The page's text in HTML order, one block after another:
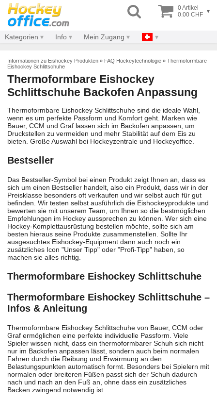
0 Artikel
0.00 CHF ▾
Kategorien Info Mein Zugang
Informationen zu Eishockey Produkten » FAQ Hockeytechnologie » Thermoformbare
Eishockey Schlittschuhe
Thermoformbare Eishockey
Schlittschuhe Backofen Anpassung
Thermoformbare Eishockey Schlittschuhe sind die ideale Wahl,
wenn es um perfekte Passform und Komfort geht. Marken wie
Bauer, CCM und Graf lassen sich im Backofen anpassen, um
Druckstellen zu vermeiden und mehr Stabilität auf dem Eis zu
bieten. Große Auswahl bei Hockeyzentrale und Hockeyoffice.
Bestseller
Das Bestseller-Symbol bei einen Produkt zeigt Ihnen an, dass es
sich um einen Bestseller handelt, also ein Produkt, dass wir in der
Preisklasse besonders oft verkaufen und wir selbst auch für gut
befinden. Wir testen selbst ausführlich die Eishockeyprodukte und
bewerten sie mit unserem Team, um Ihnen so die bestmöglichen
Empfehlungen im Hockey aussprechen zu können. Wer sich eine
Hockey-Komplettausrüstung bestellen möchte, sollte sich am
besten hieraus seine Produkte zusammenstellen. Sollte Ihr
ausgesuchtes Eishockey-Equipment dann auch noch ein
zusätzliches Icon "Unser Tipp" oder "Profi-Tipp" haben, so
machen sie alles richtig.
Thermoformbare Eishockey Schlittschuhe
Thermoformbare Eishockey Schlittschuhe –
Infos & Anleitung
Thermoformbare Eishockey Schlittschuhe von Bauer, CCM oder
Graf ermöglichen eine perfekte individuelle Passform. Viele
Spieler wissen nicht, dass ein thermoformbarer Schuh sich nicht
nur im Backofen anpassen lässt, sondern auch beim normalen
Fahren durch die Reibung und Erwärmung an den
Belastungspunkten automatisch formt. Besonders bei Spielern mit
normalen oder breiteren Füßen passt sich der Schuh dadurch
nach und nach an den Fuß an, ohne dass ein zusätzliches
Backen zwingend notwendig ist.